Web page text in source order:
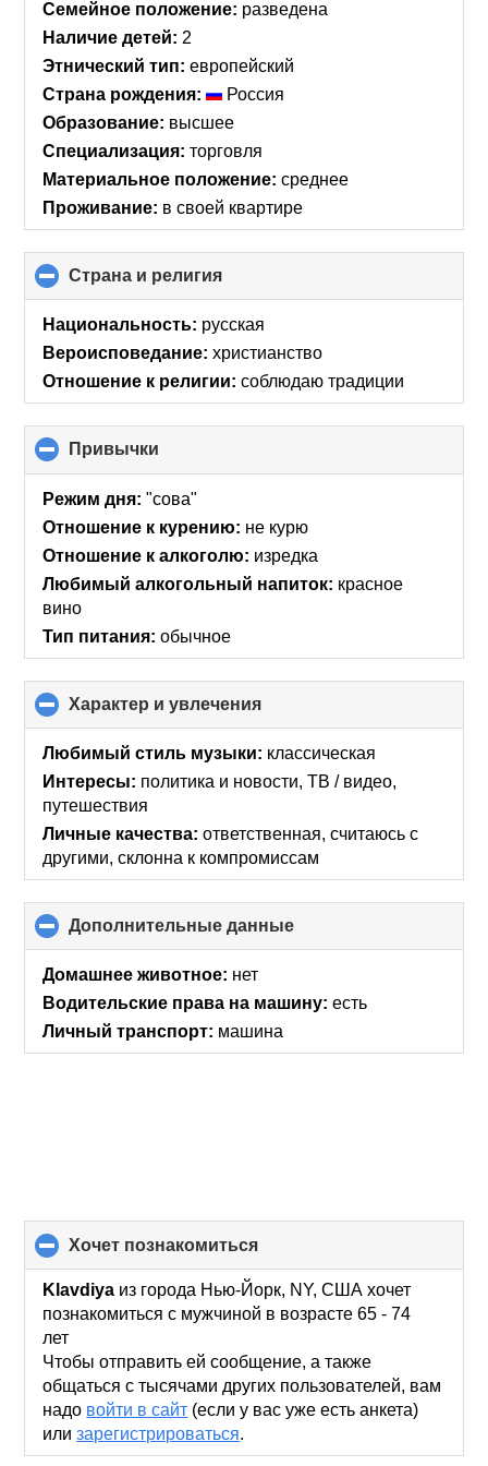
Семейное положение: разведена
Наличие детей: 2
Этнический тип: европейский
Страна рождения:
Россия
Образование: высшее
Специализация: торговля
Материальное положение: среднее
Проживание: в своей квартире
Страна и религия
to
collapse
Национальность: русская
Вероисповедание: христианство
Отношение к религии: соблюдаю традиции
Привычки
to
collapse
Режим дня: "сова"
Отношение к курению: не курю
Отношение к алкоголю: изредка
Любимый алкогольный напиток: красное
вино
Тип питания: обычное
Характер и увлечения
to
collapse
Любимый стиль музыки: классическая
Интересы: политика и новости, ТВ / видео,
путешествия
Личные качества: ответственная, считаюсь с
другими, склонна к компромиссам
Дополнительные данные
to
Домашнее животное: нет
Водительские права на машину: есть
Личный транспорт: машина
хочет познакомиться
to
collapse
contents
Klavdiya из города Нью-Йорк, NY, США хочет
познакомиться с мужчиной в возрасте 65 - 74
лет
Чтобы отправить ей сообщение, а также
общаться с тысячами других пользователей, вам
надо войти в сайт (если у вас уже есть анкета)
илизарегистрироваться.